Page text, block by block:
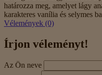
határozza meg, amelyet lágy
karakteres vanília és selymes
Vélemények (0)
Írjon véleményt!
Az Ön neve